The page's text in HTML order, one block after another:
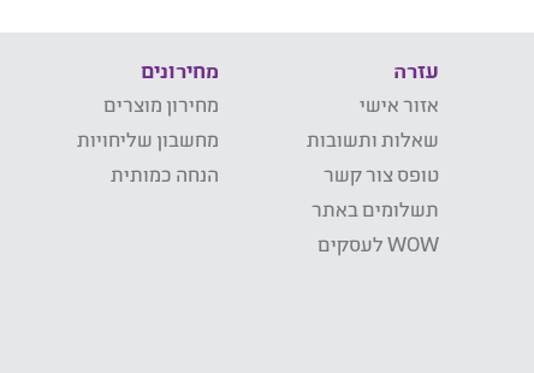
עזרה
אזור אישי
שאלות ותשובות
טופס צור קשר
תשלומים באתר
WOW לעסקים
מחירונים
מחירון מוצרים
מחשבון שליחויות
הנחה כמותית